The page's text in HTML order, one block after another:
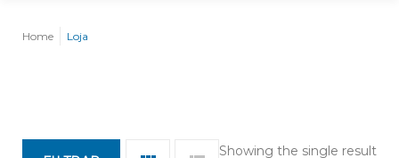
Home Loja
Showing the single result